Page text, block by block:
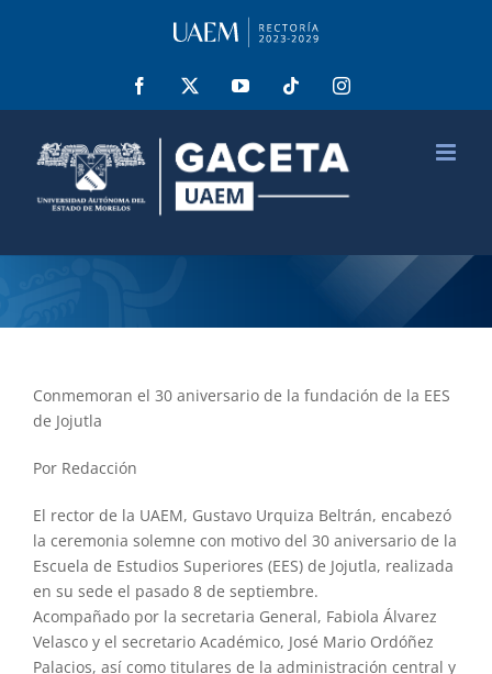
Facebook YouTube Tiktok Instagram
Conmemoran el 30 aniversario de la fundación de la EES
de Jojutla
Por Redacción
El rector de la UAEM, Gustavo Urquiza Beltrán, encabezó
la ceremonia solemne con motivo del 30 aniversario de la
Escuela de Estudios Superiores (EES) de Jojutla, realizada
en su sede el pasado 8 de septiembre.
Acompañado por la secretaria General, Fabiola Álvarez
Velasco y el secretario Académico, José Mario Ordóñez
Palacios, así como titulares de la administración central y